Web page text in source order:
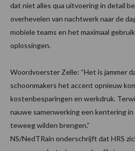
dat niet alles qua uitvoering in detail
overhevelen van nachtwerk naar de
mobiele teams en het maximaal
oplossingen.
Woordvoerster Zelle: “Het is jammer
schoonmakers het accent opnieuw
kostenbesparingen en werkdruk.
nauwe samenwerking een kentering
teweeg wilden brengen.”
NS/NedTRain onderschrijft dat HRS